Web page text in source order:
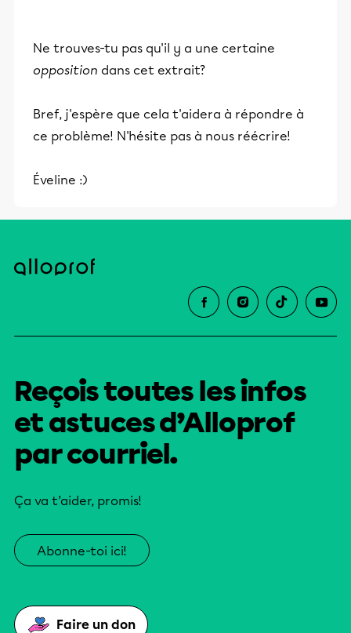
Ne trouves-tu pas qu'il y a une certaine
opposition dans cet extrait?
Bref, j'espère que cela t'aidera à répondre à
ce problème! N'hésite pas à nous réécrire!
Éveline :)
Reçois toutes les infos
et astuces d’Alloprof
par courriel.
Ça va t’aider, promis!
Abonne-toi ici!
Faire un don